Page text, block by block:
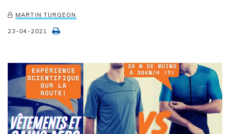
MARTIN TURGEON
23-04-2021